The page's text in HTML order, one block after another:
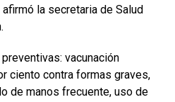
la secretaria de Salud
vacunación
ciento contra formas graves,
de manos frecuente, uso de